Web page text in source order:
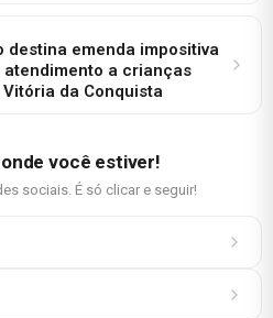
destina emenda impositiva
atendimento a crianças
Vitória da Conquista
você estiver!
sociais. É só clicar e seguir!